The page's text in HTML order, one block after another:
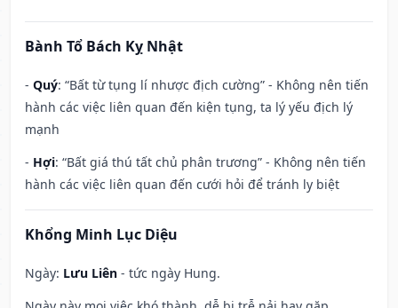
Bành Tổ Bách Kỵ Nhật
- Quý: “Bất từ tụng lí nhược địch cường” - Không nên tiến
hành các việc liên quan đến kiện tụng, ta lý yếu địch lý
mạnh
- Hợi: “Bất giá thú tất chủ phân trương” - Không nên tiến
hành các việc liên quan đến cưới hỏi để tránh ly biệt
Khổng Minh Lục Diệu
Ngày: Lưu Liên - tức ngày Hung.